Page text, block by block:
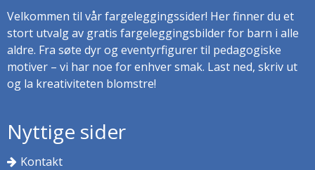
Velkommen til vår fargeleggingssider! Her finner du et
stort utvalg av gratis fargeleggingsbilder for barn i alle
aldre. Fra søte dyr og eventyrfigurer til pedagogiske
motiver – vi har noe for enhver smak. Last ned, skriv ut
og la kreativiteten blomstre!
Nyttige sider
Kontakt